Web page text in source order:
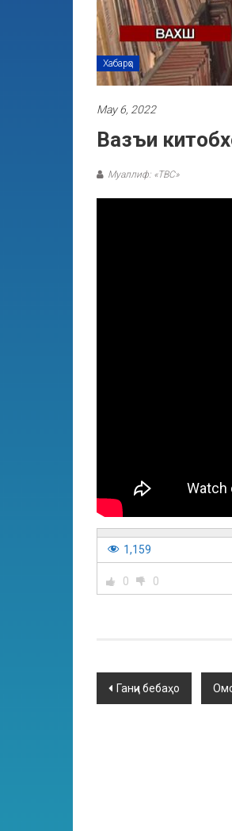
Хабарҳо
May 6, 2022
Вазъи
Муаллиф: «ТВС»
1,159
0 0
Ганҷи бебаҳо